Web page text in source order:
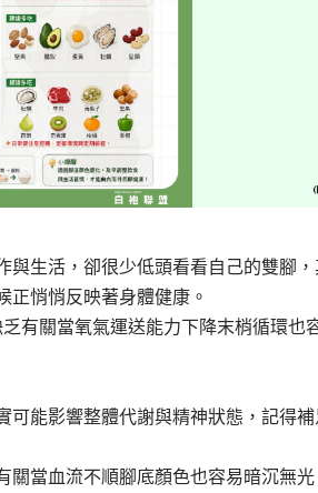
生活，卻很少低頭看看自己的雙腳
正悄悄反映著身體健康。
有關當氧氣運送能力下降末梢循環也
能影響整體代謝與精神狀態，記得
關當血流不順腳底顏色也容易暗沉無光